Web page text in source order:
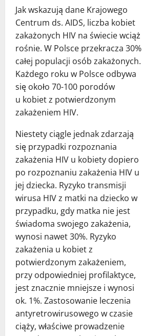
Jak wskazują dane Krajowego
Centrum ds. AIDS, liczba kobiet
zakażonych HIV na świecie wciąż
rośnie. W Polsce przekracza 30%
całej populacji osób zakażonych.
Każdego roku w Polsce odbywa
się około 70-100 porodów
u kobiet z potwierdzonym
zakażeniem HIV.
Niestety ciągle jednak zdarzają
się przypadki rozpoznania
zakażenia HIV u kobiety dopiero
po rozpoznaniu zakażenia HIV u
jej dziecka. Ryzyko transmisji
wirusa HIV z matki na dziecko w
przypadku, gdy matka nie jest
świadoma swojego zakażenia,
wynosi nawet 30%. Ryzyko
zakażenia u kobiet z
potwierdzonym zakażeniem,
przy odpowiedniej profilaktyce,
jest znacznie mniejsze i wynosi
ok. 1%. Zastosowanie leczenia
antyretrowirusowego w czasie
ciąży, właściwe prowadzenie